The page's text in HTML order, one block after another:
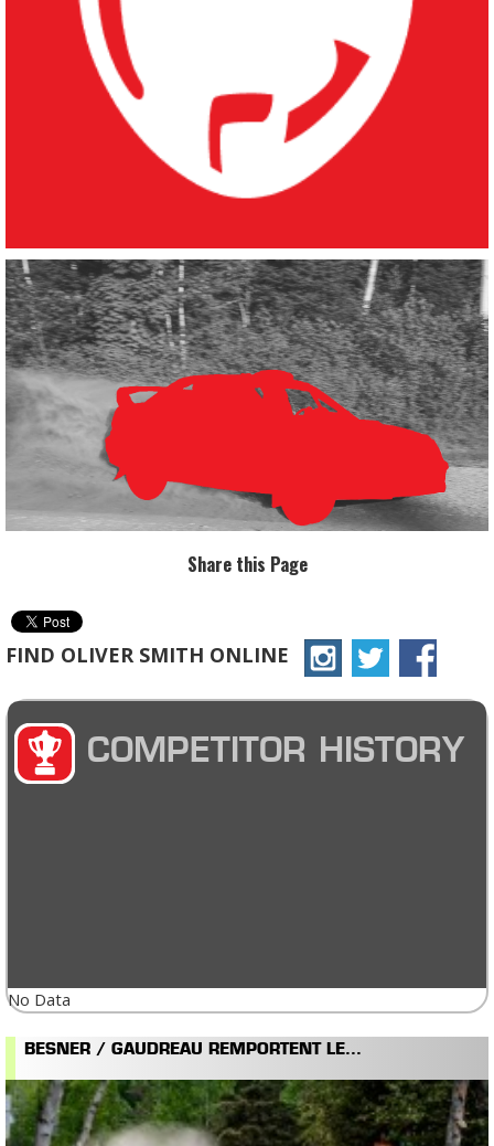
Share this Page
FIND OLIVER SMITH ONLINE
COMPETITOR HISTORY
No Data
BESNER / GAUDREAU REMPORTENT LE...